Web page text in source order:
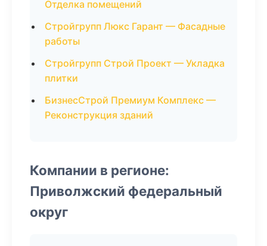
Отделка помещений
Стройгрупп Люкс Гарант — Фасадные
работы
Стройгрупп Строй Проект — Укладка
плитки
БизнесСтрой Премиум Комплекс —
Реконструкция зданий
Компании в регионе:
Приволжский федеральный
округ